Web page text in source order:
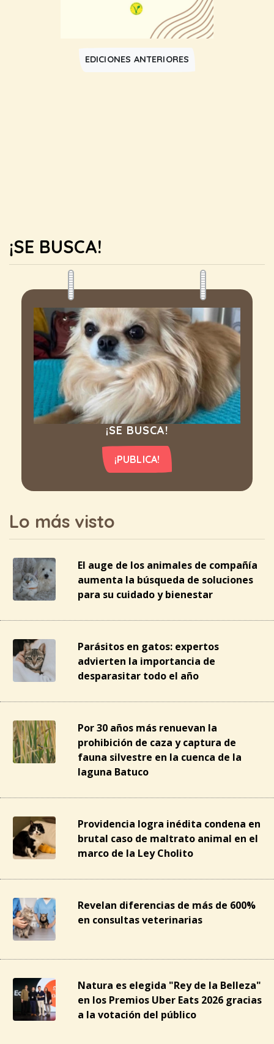
EDICIONES ANTERIORES
¡SE BUSCA!
¡SE BUSCA!
¡PUBLICA!
Lo más visto
El auge de los animales de compañía
aumenta la búsqueda de soluciones
para su cuidado y bienestar
Parásitos en gatos: expertos
advierten la importancia de
desparasitar todo el año
Por 30 años más renuevan la
prohibición de caza y captura de
fauna silvestre en la cuenca de la
laguna Batuco
Providencia logra inédita condena en
brutal caso de maltrato animal en el
marco de la Ley Cholito
Revelan diferencias de más de 600%
en consultas veterinarias
Natura es elegida "Rey de la Belleza"
en los Premios Uber Eats 2026 gracias
a la votación del público